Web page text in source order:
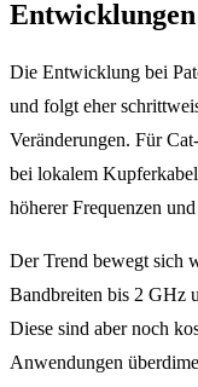
Die Entwicklung bei
und folgt eher
Veränderungen. Für
bei lokalem
höherer Frequenzen
Der Trend bewegt sich
Bandbreiten bis 2 GHz
Diese sind aber noch
Anwendungen